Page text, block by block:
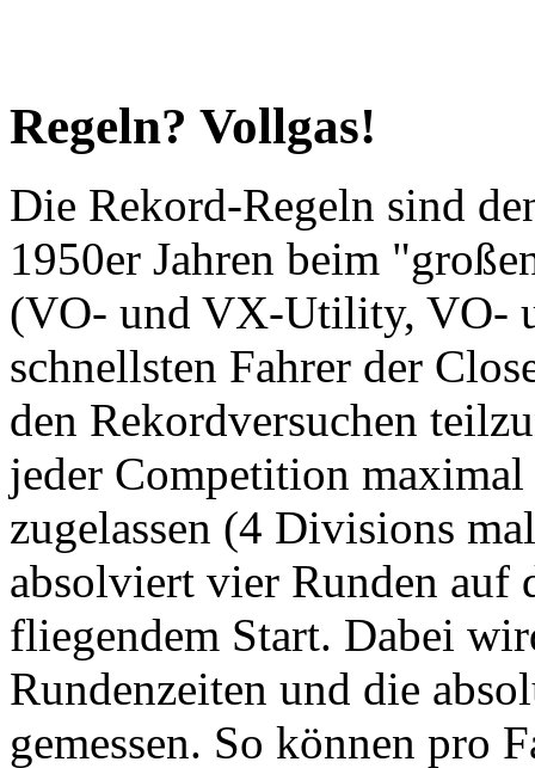
Regeln? Vollgas!
Die Rekord-Regeln sind
1950er Jahren beim
(VO- und VX-Utility, VO-
schnellsten Fahrer der
den Rekordversuchen
jeder Competition
zugelassen (4 Divisions
absolviert vier Runden auf
fliegendem Start. Dabei
Rundenzeiten und die
gemessen. So können pro